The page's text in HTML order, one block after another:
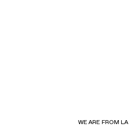
WE ARE FROM LA